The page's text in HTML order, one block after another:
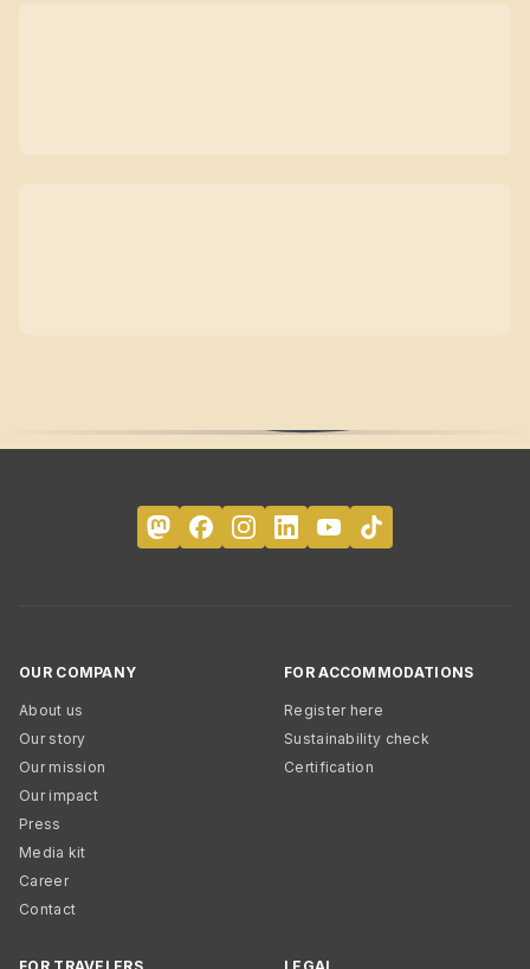
OUR COMPANY
About us
Our story
Our mission
Our impact
Press
Media kit
Career
Contact
FOR ACCOMMODATIONS
Register here
Sustainability check
Certification